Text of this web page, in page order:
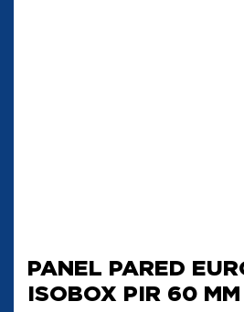
PANEL PARED
ISOBOX PIR 60 MM